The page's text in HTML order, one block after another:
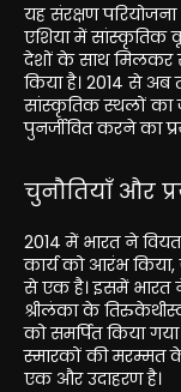
यह संरक्षण
एशिया में सांस्कृतिक
देशों के साथ मिलकर
किया है। 2014 से अब
सांस्कृतिक स्थलों का
पुनर्जीवित करने का
चुनौतियाँ और
2014 में भारत ने
कार्य को आरंभ किया,
से एक है। इसमें भारत ने
श्रीलंका के
को समर्पित किया
स्मारकों की मरम्मत
एक और उदाहरण है।